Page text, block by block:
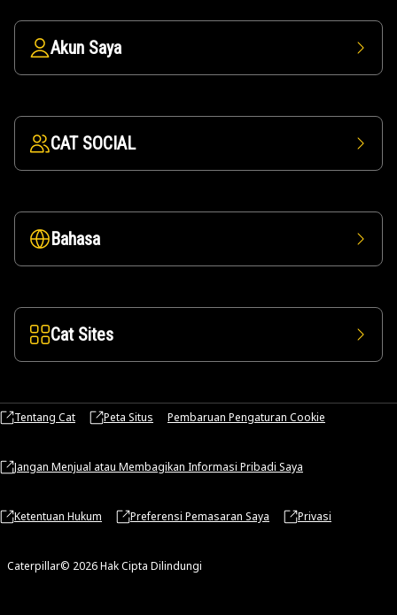
Akun Saya
CAT SOCIAL
Bahasa
Cat Sites
Tentang Cat Peta Situs Pembaruan Pengaturan Cookie
Jangan Menjual atau Membagikan Informasi Pribadi Saya
Ketentuan Hukum Preferensi Pemasaran Saya Privasi
Caterpillar© 2026 Hak Cipta Dilindungi